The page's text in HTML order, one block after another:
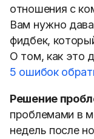
отношения с
Вам нужно
фидбек,
О том, как это
5 ошибок
Решение
проблемами в
недель после